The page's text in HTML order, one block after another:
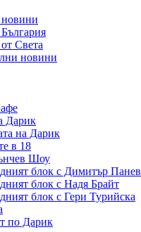
Света
новини
Дарик
на Дарик
в 18
Шоу
блок с Димитър Панев
блок с Надя Брайт
блок с Гери Турийска
по Дарик